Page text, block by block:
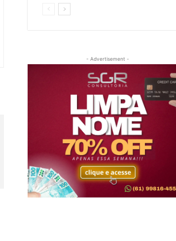
- Advertisement -